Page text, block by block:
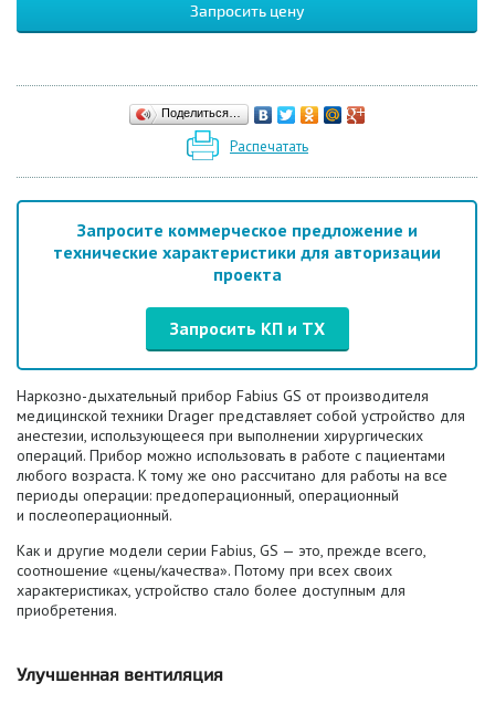
Запросить цену
Поделиться…
Распечатать
Запросите коммерческое предложение и
технические характеристики для авторизации
проекта
Запросить КП и ТХ
Наркозно-дыхательный прибор Fabius GS от производителя
медицинской техники Drager представляет собой устройство для
анестезии, использующееся при выполнении хирургических
операций. Прибор можно использовать в работе с пациентами
любого возраста. К тому же оно рассчитано для работы на все
периоды операции: предоперационный, операционный
и послеоперационный.
Как и другие модели серии Fabius, GS — это, прежде всего,
соотношение «цены/качества». Потому при всех своих
характеристиках, устройство стало более доступным для
приобретения.
Улучшенная вентиляция